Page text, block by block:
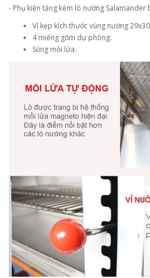
- Phụ kiện tặng kèm lò nướng Salamander
Vỉ kẹp kích thước vùng nướng
4 miếng gốm dự phòng.
Súng mồi lửa.